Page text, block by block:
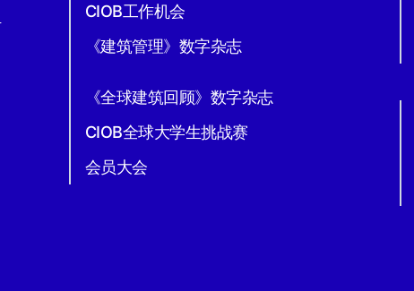
CIOB工作机会
《建筑管理》数字杂志
《全球建筑回顾》数字杂志
CIOB全球大学生挑战赛
会员大会